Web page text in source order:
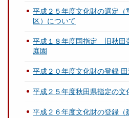
平成２５年度文化財の選定
区）について
平成１８年度国指定 旧秋田
庭園
平成２０年度文化財の登録 田
平成２５年度秋田県指定の文
平成２６年度文化財の登録（